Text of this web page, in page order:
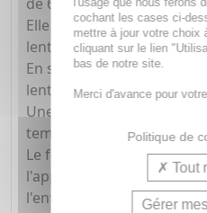
Elle permet de tuer
lentes par asphyxie.
En seulement 5 minutes,
lentes.
Une seule application
temps pour de
Le format spray facilite
l'application sur
l'enfant.
cochant les cases ci-
mettre à jour votre choix
cliquant sur le lien
bas de notre site.
Merci d'avance pour
Politique de
Tout
Gérer